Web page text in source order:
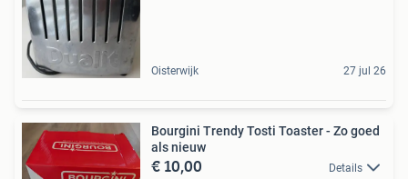
Oisterwijk 27 jul 26
Bourgini Trendy Tosti Toaster - Zo goed
als nieuw
€ 10,00 Details